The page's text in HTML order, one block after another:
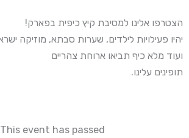
!הצטרפו אלינו למסיבת קיץ כיפית בפארק
ועוד מלא כיף תביאו ארוחת צהריים
.תופינים עלינו
This event has passed